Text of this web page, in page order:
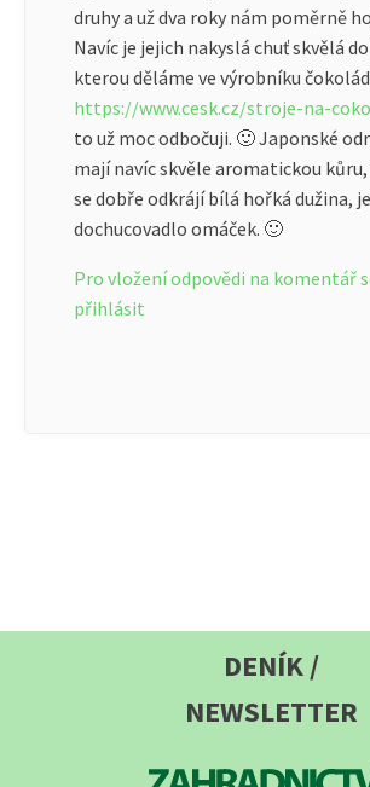
druhy a už dva roky nám poměrně
Navíc je jejich nakyslá chuť skvělá
kterou děláme ve výrobníku
https://www.cesk.cz/stroje-na-
to už moc odbočuji. 🙂 Japonské
mají navíc skvěle aromatickou
se dobře odkrájí bílá hořká dužina,
dochucovadlo omáček. 🙂
Pro vložení odpovědi na komentář
přihlásit
DENÍK /
NEWSLETTER